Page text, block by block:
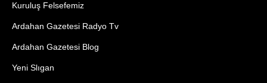
Kuruluş Felsefemiz
Ardahan Gazetesi Radyo Tv
Ardahan Gazetesi Blog
Yeni Slıgan